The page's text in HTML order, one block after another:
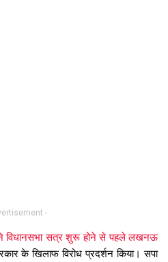
-
विधानसभा सत्र शुरू होने से पहले लखनऊ
के खिलाफ विरोध प्रदर्शन किया। सपा